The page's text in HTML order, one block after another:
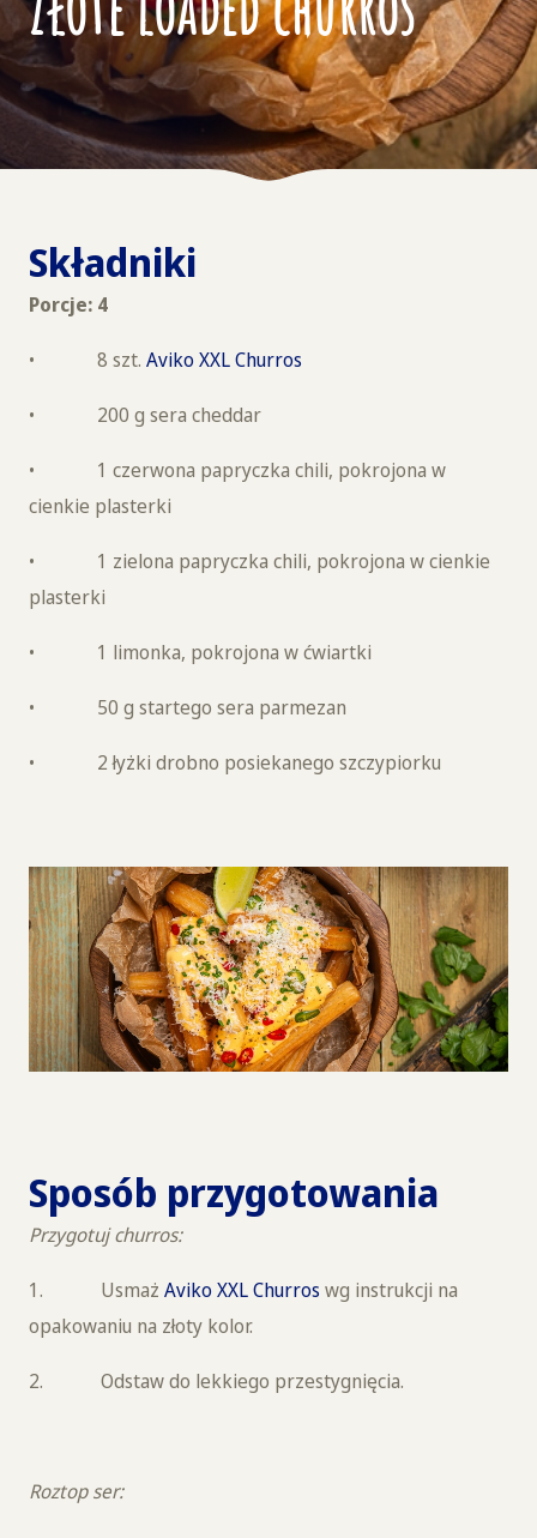
Składniki
Porcje: 4
• 8 szt. Aviko XXL Churros
• 200 g sera cheddar
• 1 czerwona papryczka chili, pokrojona w
cienkie plasterki
• 1 zielona papryczka chili, pokrojona w cienkie
plasterki
• 1 limonka, pokrojona w ćwiartki
• 50 g startego sera parmezan
• 2 łyżki drobno posiekanego szczypiorku
Sposób przygotowania
Przygotuj churros:
1. Usmaż Aviko XXL Churros wg instrukcji na
opakowaniu na złoty kolor.
2. Odstaw do lekkiego przestygnięcia.
Roztop ser: